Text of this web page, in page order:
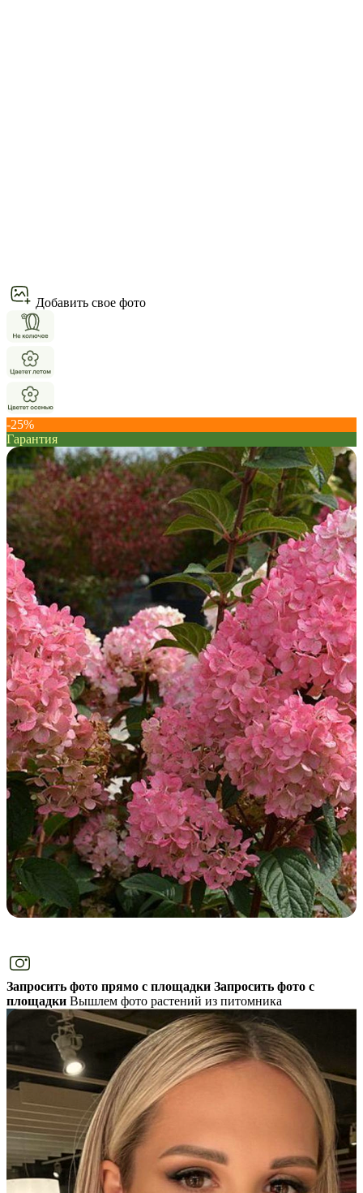
Добавить свое фото
-25%
Гарантия
Запросить фото прямо с площадки Запросить фото с
площадки Вышлем фото растений из питомника